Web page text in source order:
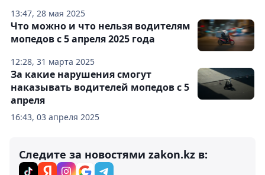
13:47, 28 мая 2025
12:28, 31 марта 2025
Что можно и что нельзя водителям
мопедов с 5 апреля 2025 года
16:43, 03 апреля 2025
За какие нарушения смогут
наказывать водителей мопедов с 5
апреля
Следите за новостями zakon.kz в: